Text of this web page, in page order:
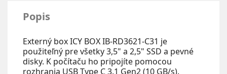
Popis
Externý box ICY BOX IB-RD3621-C31 je
použiteľný pre všetky 3,5" a 2,5" SSD a pevné
disky. K počítaču ho pripojíte pomocou
rozhrania USB Type C 3.1 Gen2 (10 GB/s).